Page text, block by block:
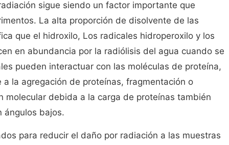
sigue siendo un factor importante que
La alta proporción de disolvente de las
que el hidroxilo, Los radicales hidroperoxilo y los
en abundancia por la radiólisis del agua cuando se
pueden interactuar con las moléculas de proteína,
la agregación de proteínas, fragmentación o
molecular debida a la carga de proteínas también
ángulos bajos.
para reducir el daño por radiación a las muestras